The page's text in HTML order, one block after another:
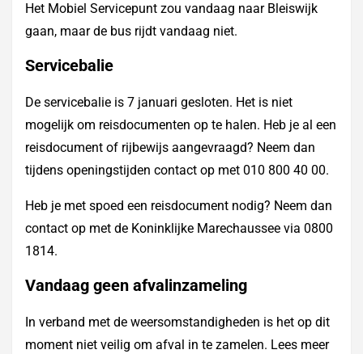
Het Mobiel Servicepunt zou vandaag naar Bleiswijk
gaan, maar de bus rijdt vandaag niet.
Servicebalie
De servicebalie is 7 januari gesloten. Het is niet
mogelijk om reisdocumenten op te halen. Heb je al een
reisdocument of rijbewijs aangevraagd? Neem dan
tijdens openingstijden contact op met 010 800 40 00.
Heb je met spoed een reisdocument nodig? Neem dan
contact op met de Koninklijke Marechaussee via 0800
1814.
Vandaag geen afvalinzameling
In verband met de weersomstandigheden is het op dit
moment niet veilig om afval in te zamelen. Lees meer